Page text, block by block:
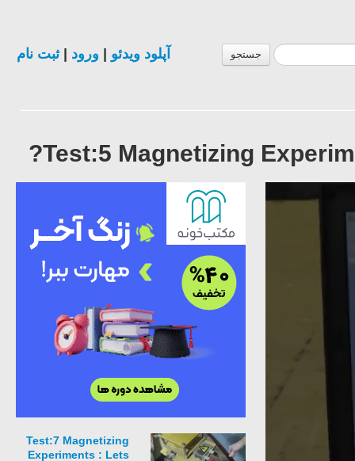
جستجو آپلود ویدئو ورود |ثبت نام
Test:5 Magnetizing
Test:7 Magnetizing
Experiments : Lets